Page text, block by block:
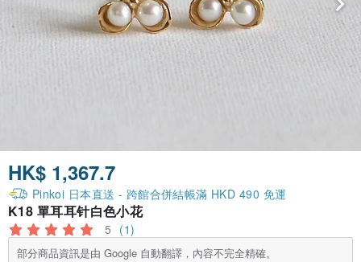
HK$ 1,367.7
Pinkoi 日本直送 - 跨館合併結帳滿 HKD 490 免運
K18 單耳耳针白色小花
5 (1)
部分商品資訊是由 Google 自動翻譯，內容不完全精確。